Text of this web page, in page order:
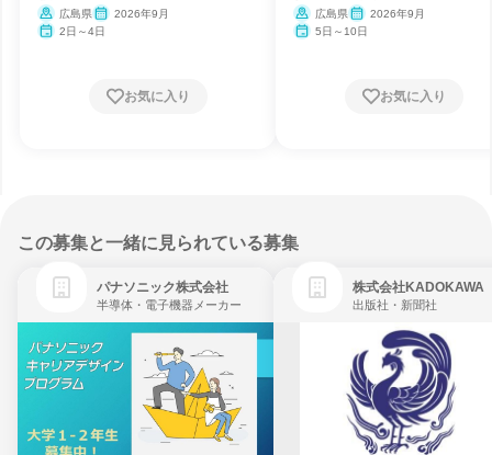
広島県
2026年9月
2日～4日
お気に入り
広島県
2026年9月
5日～10日
お気に入り
この募集と一緒に見られている募集
パナソニック株式会社
半導体・電子機器メーカー
株式会社KADOKAWA
出版社・新聞社